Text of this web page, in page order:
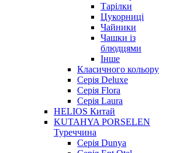
Тарілки
Цукорниці
Чайники
Чашки із
блюдцями
Інше
Класичного кольору
Серія Deluxe
Серія Flora
Серія Laura
HELIOS Китай
KUTAHYA PORSELEN
Туреччина
Серія Dunya